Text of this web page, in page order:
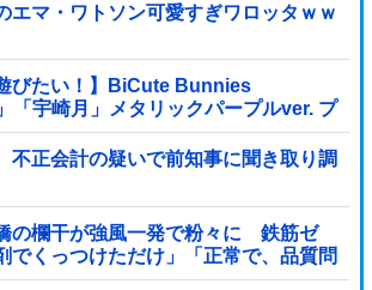
エマ・ワトソン可愛すぎワロッタｗｗ
びたい！】BiCute Bunnies
「宇崎月」メタリックパープルver. プ
【ラウンドワン限定で展開決定】
不正会計の疑いで前知事に聞き取り調
の欄干が強風一発で粉々に 鉄筋ゼ
くっつけただけ」「正常で、品質問